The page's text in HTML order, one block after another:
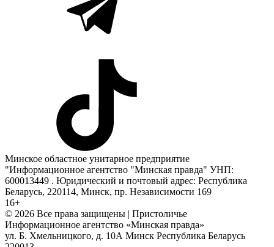
Минское областное унитарное предприятие
"Информационное агентство "Минская правда" УНП:
600013449 . Юридический и почтовый адрес: Республика
Беларусь, 220114, Минск, пр. Независимости 169
16+
© 2026 Все права защищены | Пристоличье
Информационное агентство «Минская правда»
ул. Б. Хмельницкого, д. 10А Минск Республика Беларусь